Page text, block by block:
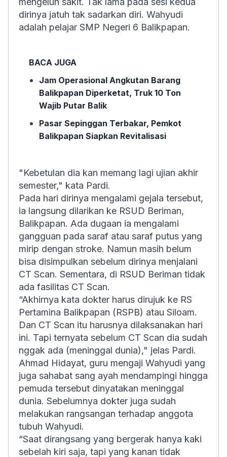
dirinya jatuh tak sadarkan diri. Wahyudi
adalah pelajar SMP Negeri 6 Balikpapan.
BACA JUGA
Jam Operasional Angkutan Barang
Balikpapan Diperketat, Truk 10 Ton
Wajib Putar Balik
Pasar Sepinggan Terbakar, Pemkot
Balikpapan Siapkan Revitalisasi
"Kebetulan dia kan memang lagi ujian akhir
semester," kata Pardi.
Pada hari dirinya mengalami gejala tersebut,
ia langsung dilarikan ke RSUD Beriman,
Balikpapan. Ada dugaan ia mengalami
gangguan pada saraf atau saraf putus yang
mirip dengan stroke. Namun masih belum
bisa disimpulkan sebelum dirinya menjalani
CT Scan. Sementara, di RSUD Beriman tidak
ada fasilitas CT Scan.
“Akhirnya kata dokter harus dirujuk ke RS
Pertamina Balikpapan (RSPB) atau Siloam.
Dan CT Scan itu harusnya dilaksanakan hari
ini. Tapi ternyata sebelum CT Scan dia sudah
nggak ada (meninggal dunia)," jelas Pardi.
Ahmad Hidayat, guru mengaji Wahyudi yang
juga sahabat sang ayah mendampingi hingga
pemuda tersebut dinyatakan meninggal
dunia. Sebelumnya dokter juga sudah
melakukan rangsangan terhadap anggota
tubuh Wahyudi.
“Saat dirangsang yang bergerak hanya kaki
sebelah kiri saja, tapi yang kanan tidak